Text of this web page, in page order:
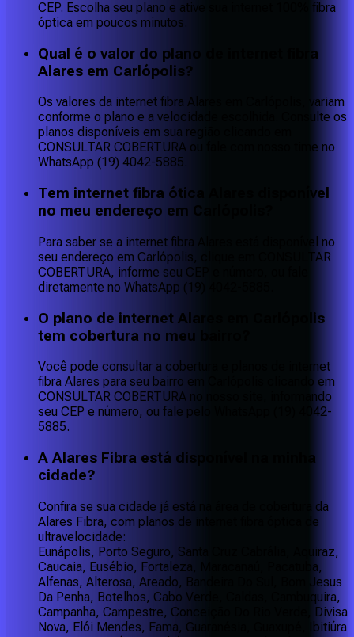
CEP. Escolha seu plano e ative sua internet 100% fibra
óptica em poucos minutos.
Qual é o valor do plano de internet fibra
Alares em Carlópolis?
Os valores da internet fibra Alares em Carlópolis, variam
conforme o plano e a velocidade escolhida. Consulte os
planos disponíveis em sua região clicando em
CONSULTAR COBERTURA ou fale com nosso time no
WhatsApp (19) 4042-5885.
Tem internet fibra ótica Alares disponível
no meu endereço em Carlópolis?
Para saber se a internet fibra Alares está disponível no
seu endereço em Carlópolis, clique em CONSULTAR
COBERTURA, informe seu CEP e número, ou fale
diretamente no WhatsApp (19) 4042-5885.
O plano de internet Alares em Carlópolis
tem cobertura no meu bairro?
Você pode consultar a cobertura e planos de internet
fibra Alares para seu bairro em Carlópolis clicando em
CONSULTAR COBERTURA no nosso site, informando
seu CEP e número, ou fale pelo WhatsApp (19) 4042-
5885.
A Alares Fibra está disponível na minha
cidade?
Confira se sua cidade já está na área de cobertura da
Alares Fibra, com planos de internet fibra óptica de
ultravelocidade:
Eunápolis, Porto Seguro, Santa Cruz Cabrália, Aquiraz,
Caucaia, Eusébio, Fortaleza, Maracanaú, Pacatuba,
Alfenas, Alterosa, Areado, Bandeira Do Sul, Bom Jesus
Da Penha, Botelhos, Cabo Verde, Caldas, Cambuquira,
Campanha, Campestre, Conceição Do Rio Verde, Divisa
Nova, Elói Mendes, Fama, Guaranésia, Guaxupé, Ibitiúra